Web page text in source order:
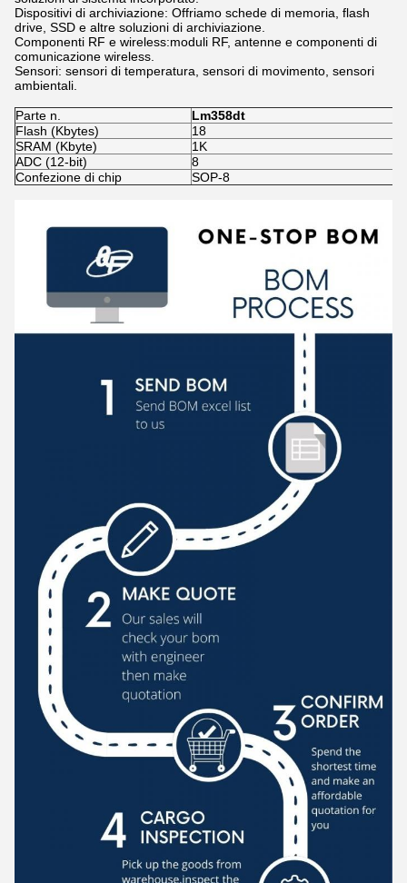
Dispositivi di archiviazione: Offriamo schede di memoria, flash
drive, SSD e altre soluzioni di archiviazione.
Componenti RF e wireless:moduli RF, antenne e componenti di
comunicazione wireless.
Sensori: sensori di temperatura, sensori di movimento, sensori
ambientali.
Parte n.
Lm358dt
Flash (Kbytes)
18
SRAM (Kbyte)
1K
ADC (12-bit)
8
Confezione di chip
SOP-8